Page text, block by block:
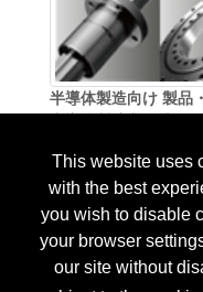
This website uses
with the best
you wish to disable
your browser
our site without
半導体製造向け 製品
半導体製造業に携わ
開発、生産効率の向
ご紹介します。 ...
Categories
400 部品、パーツと付属